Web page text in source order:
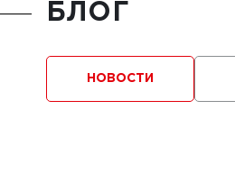
БЛОГ
НОВОСТИ